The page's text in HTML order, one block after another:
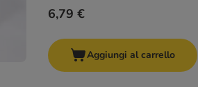
6,79 €
Aggiungi al carrello